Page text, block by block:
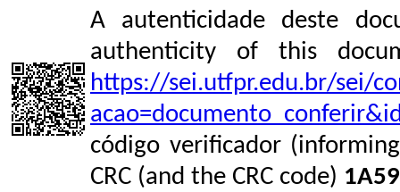
A autenticidade deste
authenticity of this
https://sei.utfpr.edu.br/sei/
código verificador
CRC (and the CRC code)